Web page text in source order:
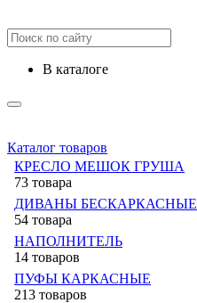
в каталоге
Каталог товаров
КРЕСЛО МЕШОК ГРУША
73 товара
ДИВАНЫ БЕСКАРКАСНЫЕ
54 товара
НАПОЛНИТЕЛЬ
14 товаров
ПУФЫ КАРКАСНЫЕ
213 товаров